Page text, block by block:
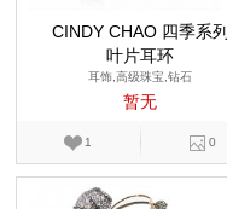
CINDY CHAO 四季系列
叶片耳环
耳饰,高级珠宝,钻石
暂无
1 0